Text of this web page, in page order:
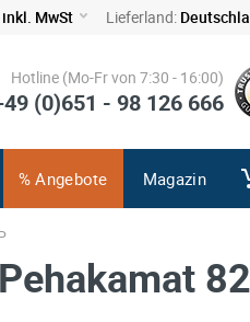
inkl. MwSt Lieferland:
Hotline (Mo-Fr von 7:30 - 16:00)
(0)651 - 98 126 666
% Angebote Magazin